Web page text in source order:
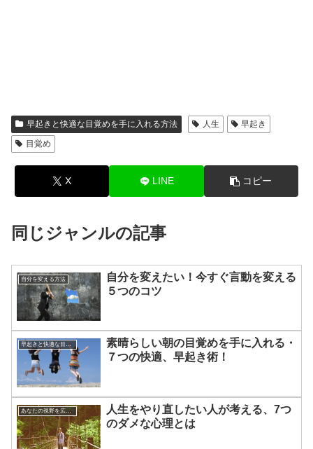
早起きと快適な目覚めを手に入れる方法 人生
早起き
目覚め
X LINE コピー
同じジャンルの記事
自分を変える方法
自分を変えたい！今すぐ言動を変える
５つのコツ
早起きと快適な目覚めを手に入れる方法
素晴らしい朝の目覚めを手に入れる・
７つの快適、早起き術！
あなたの視野を広げる方法
人生をやり直したい人が考える、7つ
のダメな心理とは